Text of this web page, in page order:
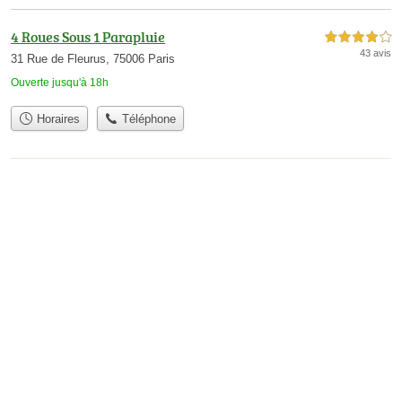
4 Roues Sous 1 Parapluie
31 Rue de Fleurus, 75006 Paris
Ouverte jusqu'à 18h
4,0 étoiles sur 5
43 avis
Horaires Téléphone